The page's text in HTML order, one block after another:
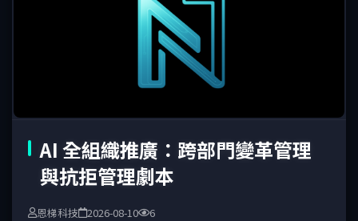
AI 全組織推廣：跨部門變革管理
與抗拒管理劇本
恩梯科技 2026-08-10 6